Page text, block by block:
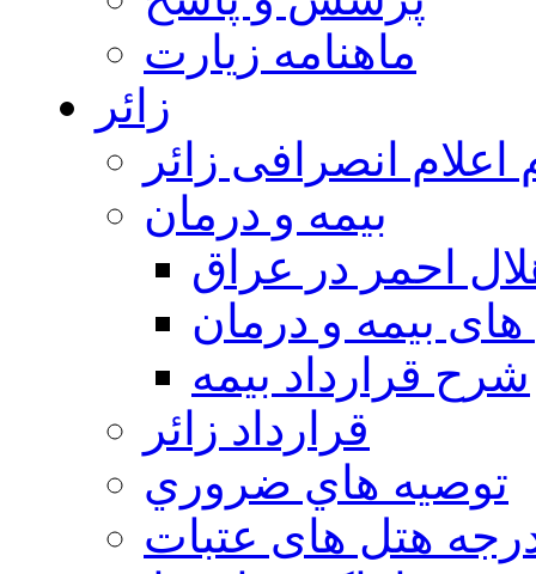
ماهنامه زیارت
زائر
اعلام انصرافی زائر
بيمه و درمان
احمر در عراق
بیمه و درمان
شرح قرارداد بیمه
قرارداد زائر
توصيه هاي ضروري
هتل های عتبات